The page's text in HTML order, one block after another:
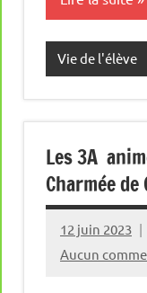
Vie de l'élève
Les 3A
Charmée
12 juin 2023
Aucun